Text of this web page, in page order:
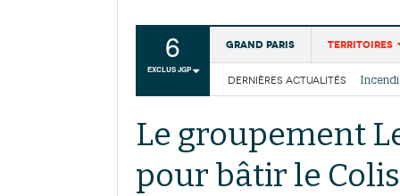
6
EXCLUS JGP
Grand Paris Territoires
Institutions
Services
DERNIÈRES ACTUALITÉS
La
Le groupement
pour bâtir le